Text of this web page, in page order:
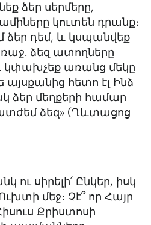
ձեր սերմերը,
կուտեն դրանք։
ձեր դեմ, և կսպանվեք
ձեզ ատողները
կփախչեք առանց մեկը
այսքանից հետո էլ Ինձ
ձեր մեղքերի համար
ձեզ» (Ղևտացոց
ու սիրելի՛ Ընկեր, իսկ
մեջ։ Չէ՞ որ Հայր
Քրիստոսի